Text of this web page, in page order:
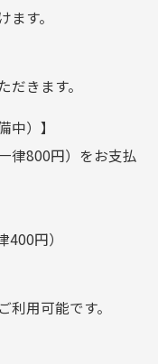
ハチ）
す。
きます。
）】
律800円）をお支払
円）
利用可能です。